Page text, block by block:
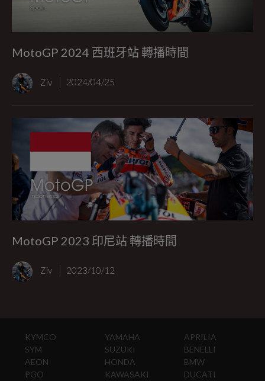
MotoGP 2024 西班牙站 轉播時間
Ziv 2024/04/25
MotoGP 2023 印尼站 轉播時間
Ziv 2023/10/12
KYMCO
SYM
AEON
PGO
YAMAHA
SUZUKI
HONDA
KAWASAKI
APRILIA
BENELLI
BMW
DUCATI